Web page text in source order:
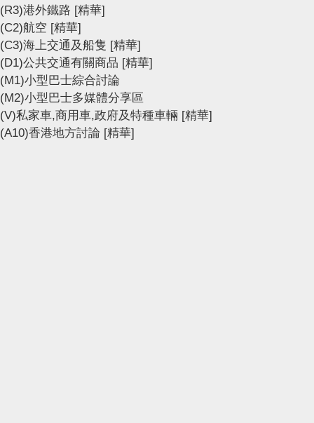
(R3)港外鐵路 [精華]
(C2)航空 [精華]
(C3)海上交通及船隻 [精華]
(D1)公共交通有關商品 [精華]
(M1)小型巴士綜合討論
(M2)小型巴士多媒體分享區
(V)私家車,商用車,政府及特種車輛 [精華]
(A10)香港地方討論 [精華]